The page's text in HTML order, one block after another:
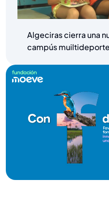
Algeciras cierra una
campús